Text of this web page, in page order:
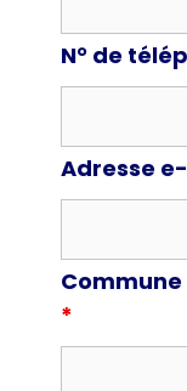
N° de
Adresse
*